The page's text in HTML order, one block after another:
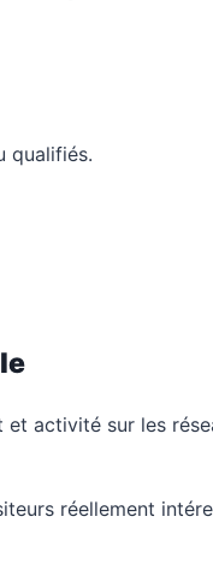
qualifiés.
activité sur les
réellement